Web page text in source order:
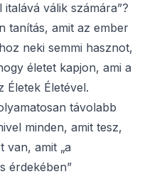
válik számára”?
tanítás, amit az ember
neki semmi hasznot,
életet kapjon, ami a
Életek Életével.
távolabb
minden, amit tesz,
van, amit „a
érdekében”